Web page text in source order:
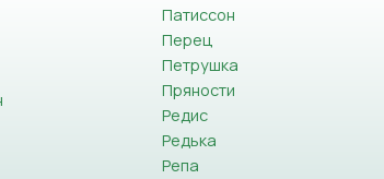
Патиссон
Перец
Петрушка
Пряности
Редис
Редька
Репа